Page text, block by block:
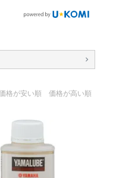
格が安い順 価格が高い順